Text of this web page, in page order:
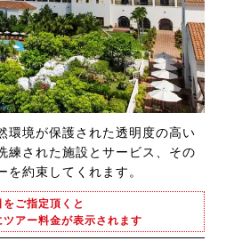
環境が保護された透明度の高い
練された施設とサービス、その
を約束してくれます。
をご指定頂くと
アー料金が表示されます